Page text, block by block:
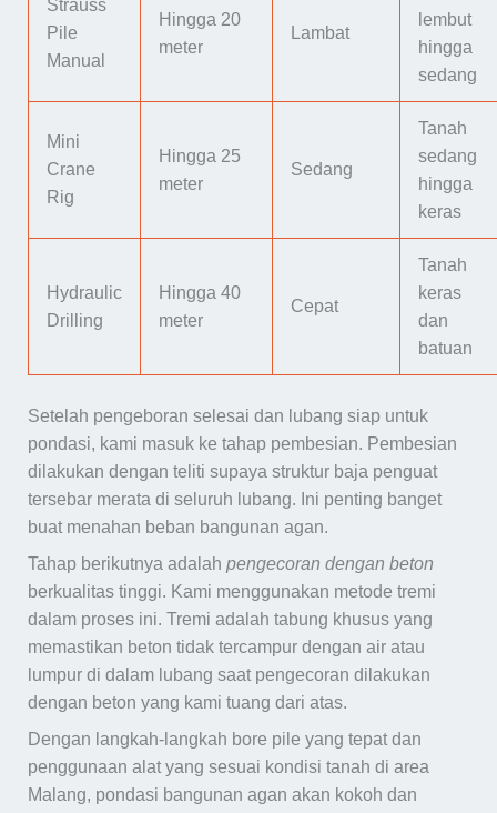
Strauss
Pile
Manual
Hingga 20
meter
Lambat
lembut
hingga
sedang
Mini
Crane
Rig
Hingga 25
meter
Sedang
Tanah
sedang
hingga
keras
Hydraulic
Drilling
Hingga 40
meter
Cepat
Tanah
keras
dan
batuan
Setelah pengeboran selesai dan lubang siap untuk
pondasi, kami masuk ke tahap pembesian. Pembesian
dilakukan dengan teliti supaya struktur baja penguat
tersebar merata di seluruh lubang. Ini penting banget
buat menahan beban bangunan agan.
Tahap berikutnya adalah pengecoran dengan beton
berkualitas tinggi. Kami menggunakan metode tremi
dalam proses ini. Tremi adalah tabung khusus yang
memastikan beton tidak tercampur dengan air atau
lumpur di dalam lubang saat pengecoran dilakukan
dengan beton yang kami tuang dari atas.
Dengan langkah-langkah bore pile yang tepat dan
penggunaan alat yang sesuai kondisi tanah di area
Malang, pondasi bangunan agan akan kokoh dan